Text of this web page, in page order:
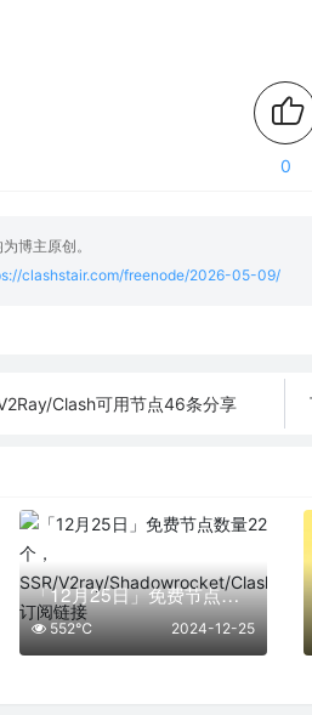
0
博主原创。
clashstair.com/freenode/2026-05-09/
Clash可用节点46条分享
「12月25日」免费节点数量22个，SSR/V2ray/Shadowrocket/Clash订阅链接
2024-12-25
552℃